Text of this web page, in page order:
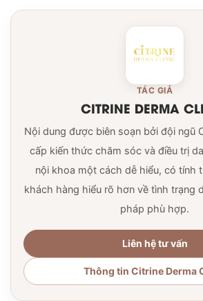
TÁC GIẢ
CITRINE DERMA
Nội dung được biên soạn bởi đội ngũ
cấp kiến thức chăm sóc và điều trị
nội khoa một cách dễ hiểu, có tính
khách hàng hiểu rõ hơn về tình trạng
pháp phù hợp.
Liên hệ tư vấn
Thông tin Citrine Derma